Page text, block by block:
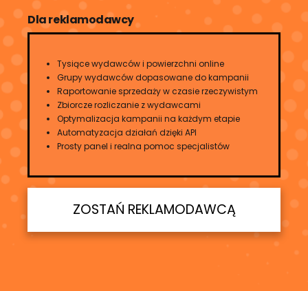
Dla reklamodawcy
Tysiące wydawców i powierzchni online
Grupy wydawców dopasowane do kampanii
Raportowanie sprzedaży w czasie rzeczywistym
Zbiorcze rozliczanie z wydawcami
Optymalizacja kampanii na każdym etapie
Automatyzacja działań dzięki API
Prosty panel i realna pomoc specjalistów
ZOSTAŃ REKLAMODAWCĄ